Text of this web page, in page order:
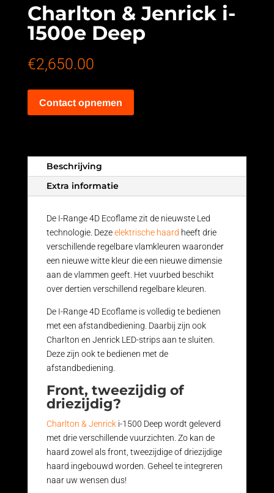
Charlton & Jenrick i-
1500e Deep
€2,650.00
Contact opnemen
Beschrijving
Extra informatie
De I-Range 4D Ecoflame zit de nieuwste Led
technologie. Dezeelektrische haard heeft drie
verschillende regelbare vlamkleuren waaronder
een nieuwe witte kleur die een nieuwe dimensie
aan de vlammen geeft. Het vuurbed beschikt
over dertien verschillend regelbare kleuren.
De I-Range 4D Ecoflame is volledig te bedienen
met een afstandbediening. Daarbij zijn ook
Charlton en Jenrick LED-strips aan te sluiten.
Deze zijn ook te bedienen met de
afstandbediening.
Front, tweezijdig of
driezijdig?
Charlton & Jenricki-1500 Deep wordt geleverd
met drie verschillende vuurzichten. Zo kan de
haard zowel als front, tweezijdige of driezijdige
haard ingebouwd worden. Geheel te integreren
naar uw wensen dus!